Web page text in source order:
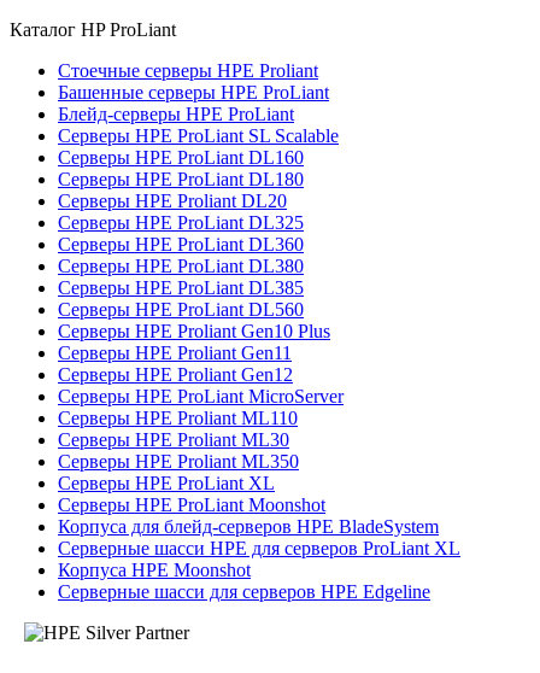
Каталог HP ProLiant
Стоечные серверы HPE Proliant
Башенные серверы HPE ProLiant
Блейд-серверы HPE ProLiant
Серверы HPE ProLiant SL Scalable
Серверы HPE ProLiant DL160
Серверы HPE ProLiant DL180
Серверы HPE Proliant DL20
Серверы HPE ProLiant DL325
Серверы HPE ProLiant DL360
Серверы HPE ProLiant DL380
Серверы HPE ProLiant DL385
Серверы HPE ProLiant DL560
Серверы HPE Proliant Gen10 Plus
Серверы HPE Proliant Gen11
Серверы HPE Proliant Gen12
Серверы HPE ProLiant MicroServer
Серверы HPE Proliant ML110
Серверы HPE Proliant ML30
Серверы HPE Proliant ML350
Серверы HPE ProLiant XL
Серверы HPE ProLiant Moonshot
Корпуса для блейд-серверов HPE BladeSystem
Серверные шасси HPE для серверов ProLiant XL
Корпуса HPE Moonshot
Серверные шасси для серверов HPE Edgeline